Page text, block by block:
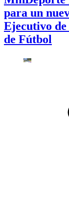
para un
Ejecutivo
de Fútbol